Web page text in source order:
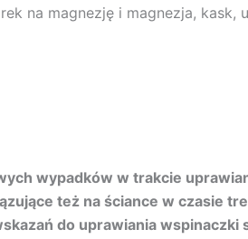
na magnezję i magnezja, kask,
wypadków w trakcie
też na ściance w czasie
do uprawiania wspinaczki